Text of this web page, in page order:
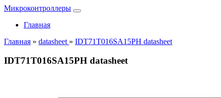
Микроконтроллеры
Главная
Главная » datasheet » IDT71T016SA15PH datasheet
IDT71T016SA15PH datasheet